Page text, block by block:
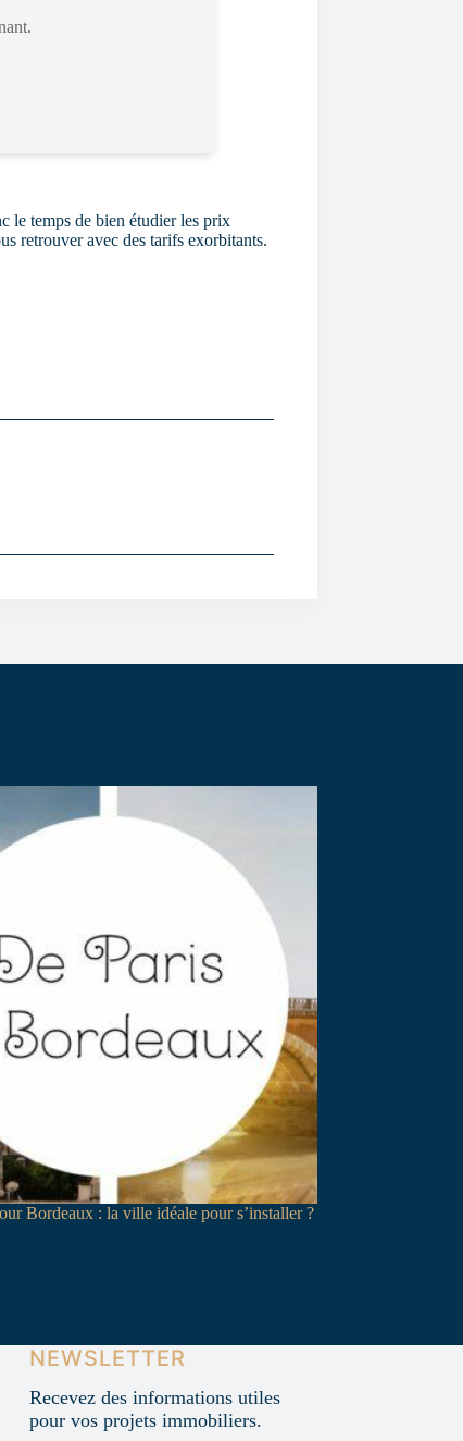
le temps de bien étudier les prix
retrouver avec des tarifs exorbitants.
Bordeaux : la ville idéale pour s’installer ?
NEWSLETTER
Recevez des informations utiles
pour vos projets immobiliers.